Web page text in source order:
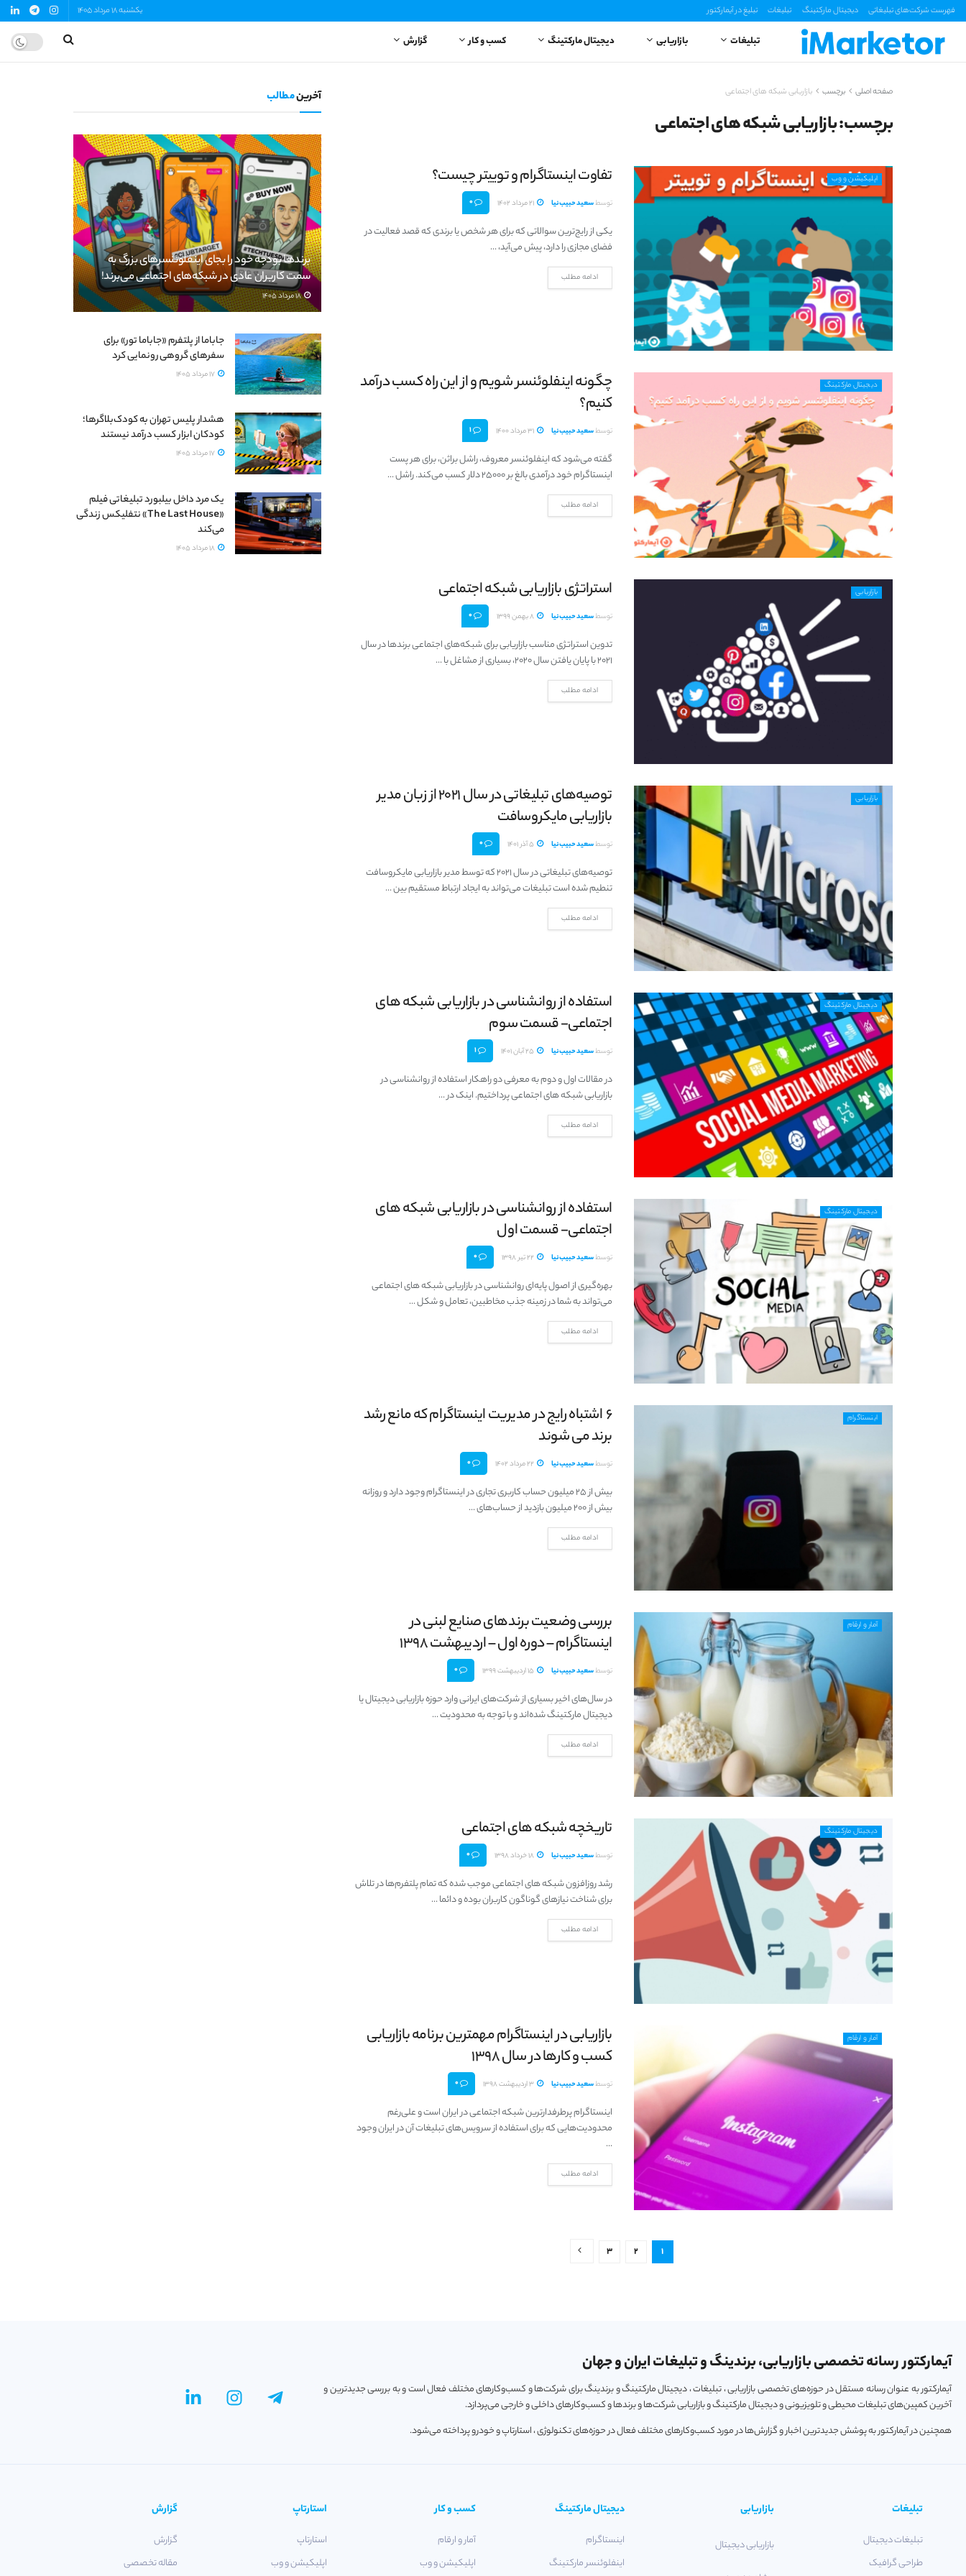
فهرست شرکت‌های تبلیغاتی دیجیتال مارکتینگ تبلیغات تبلیغ در آیمارکتور یکشنبه 18 مرداد 1405
تبلیغات بازاریابی دیجیتال مارکتینگ کسب و کار گزارش
صفحه اصلی برچسب بازاریابی شبکه های اجتماعی
برچسب:بازاریابی شبکه های اجتماعی
اپلیکیشن و وب تفاوت اینستاگرام و توییتر چیست؟
توسطسعید حبیب‌نیا 0
یکی از رایج‌ترین سوالاتی که برای هر شخص یا برندی که قصد فعالیت در
فضای مجازی را دارد، پیش می‌آید، ...
ادامه مطلب
دیجیتال مارکتینگ
چگونه اینفلوئنسر شویم و از این راه کسب درآمد
کنیم؟
توسطسعید حبیب‌نیا 1
گفته می‌شود که اینفلوئنسر معروف، راشل براثن، برای هر پست
اینستاگرام خود درآمدی بالغ بر 25000 دلار کسب می‌کند. راشل ...
ادامه مطلب
بازاریابی استراتژی بازاریابی شبکه اجتماعی
توسطسعید حبیب‌نیا 0
تدوین استراتژی مناسب بازاریابی برای شبکه‌های اجتماعی برندها در سال
2021 با پایان یافتن سال 2020، بسیاری از مشاغل با ...
ادامه مطلب
بازاریابی
توصیه‌های تبلیغاتی در سال 2021 از زبان مدیر
بازاریابی مایکروسافت
توسطسعید حبیب‌نیا 0
توصیه‌های تبلیغاتی در سال 2021 که توسط مدیر بازاریابی مایکروسافت
تنطیم شده است تبلیغات می‌تواند به ایجاد ارتباط مستقیم بین ...
ادامه مطلب
دیجیتال مارکتینگ
استفاده از روانشناسی در بازاریابی شبکه های
اجتماعی- قسمت سوم
توسطسعید حبیب‌نیا 1
در مقالات اول و دوم به معرفی دو راهکار استفاده از روانشناسی در
بازاریابی شبکه های اجتماعی پرداختیم. اینک در ...
ادامه مطلب
دیجیتال مارکتینگ
استفاده از روانشناسی در بازاریابی شبکه های
اجتماعی- قسمت اول
توسطسعید حبیب‌نیا 0
بهره‌گیری از اصول پایه‌ای روانشناسی در بازاریابی شبکه های اجتماعی
می‌تواند به شما در زمینه جذب مخاطبین، تعامل و شکل ...
ادامه مطلب
اینستاگرام
6 اشتباه رایج در مدیریت اینستاگرام که مانع رشد
برند می شوند
توسطسعید حبیب‌نیا 0
بیش از 25 میلیون حساب کاربری تجاری در اینستاگرام وجود دارد و روزانه
بیش از 200 میلیون بازدید از حساب‌های ...
ادامه مطلب
آمار و ارقام
بررسی وضعیت برندهای صنایع لبنی در
اینستاگرام – دوره اول – اردیبهشت 1398
توسطسعید حبیب‌نیا 0
در سال‌های اخیر بسیاری از شرکت‌های ایرانی وارد حوزه بازاریابی دیجیتال یا
دیجیتال مارکتینگ شده‌اند و با توجه به محدودیت ...
ادامه مطلب
دیجیتال مارکتینگ تاریخچه شبکه های اجتماعی
توسطسعید حبیب‌نیا 0
رشد روزافزون شبکه های اجتماعی موجب شده که تمام پلتفرم‌ها در تلاش
برای شناخت نیازهای گوناگون کاربران بوده و دائما ...
ادامه مطلب
آمار و ارقام
بازاریابی در اینستاگرام مهمترین برنامه بازاریابی
کسب و کارها در سال 1398
توسطسعید حبیب‌نیا 0
اینستاگرام پرطرفدارترین شبکه اجتماعی در ایران است و علی‌رغم
محدودیت‌هایی که برای استفاده از سرویس‌های تبلیغات آن در ایران وجود
...
ادامه مطلب
1
2
3
آخرینمطالب
برندها بودجه خود را بجای اینفلوئنسرهای بزرگ به
سمت کاربران عادی در شبکه‌های اجتماعی می‌برند!
18 مرداد 1405
جاباما از پلتفرم «جاباما تور» برای
سفرهای گروهی رونمایی کرد
هشدار پلیس تهران به کودک‌بلاگرها؛
کودکان ابزار کسب درآمد نیستند
یک مرد داخل بیلبورد تبلیغاتی فیلم
«The Last House» نتفلیکس زندگی
می‌کند
آیمارکتور رسانه تخصصی بازاریابی، برندینگ و تبلیغات ایران و جهان
آیمارکتور به عنوان رسانه مستقل در حوزه‌های تخصصی بازاریابی ، تبلیغات ، دیجیتال مارکتینگ و برندینگ برای شرکت‌ها و کسب‌و‌کارهای مختلف فعال است و به بررسی جدیدترین و
آخرین کمپین‌های تبلیغات محیطی و تلویزیونی و دیجیتال مارکتینگ و بازاریابی شرکت‌ها و برندها و کسب‌و‌کارهای داخلی و خارجی می‌پردازد.
همچنین در آیمارکتور به پوشش جدیدترین اخبار و گزارش‌ها در مورد کسب‌و‎کارهای مختلف فعال در حوزه‌های تکنولوژی ، استارتاپ و خودرو پرداخته می‌شود.
تبلیغات
تبلیغات دیجیتال
طراحی گرافیک
بازاریابی
بازاریابی دیجیتال
دیجیتال مارکتینگ
اینستاگرام
اینفلوئنسر مارکتینگ
کسب و کار
آمار و ارقام
اپلیکیشن و وب
استارتاپ
استارتاپ
اپلیکیشن و وب
گزارش
گزارش
مقاله تخصصی